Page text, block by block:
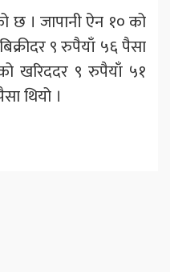
छ । जापानी ऐन १० को
९ रुपैयाँ ५६ पैसा
खरिददर ९ रुपैयाँ ५१
थियो ।